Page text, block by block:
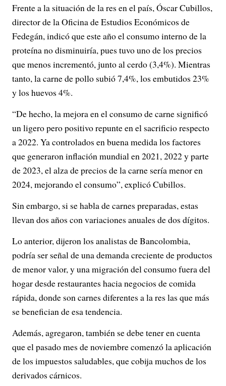
Frente a la situación de la res en el país, Óscar Cubillos,
director de la Oficina de Estudios Económicos de
Fedegán, indicó que este año el consumo interno de la
proteína no disminuiría, pues tuvo uno de los precios
que menos incrementó, junto al cerdo (3,4%). Mientras
tanto, la carne de pollo subió 7,4%, los embutidos 23%
y los huevos 4%.
“De hecho, la mejora en el consumo de carne significó
un ligero pero positivo repunte en el sacrificio respecto
a 2022. Ya controlados en buena medida los factores
que generaron inflación mundial en 2021, 2022 y parte
de 2023, el alza de precios de la carne sería menor en
2024, mejorando el consumo”, explicó Cubillos.
Sin embargo, si se habla de carnes preparadas, estas
llevan dos años con variaciones anuales de dos dígitos.
Lo anterior, dijeron los analistas de Bancolombia,
podría ser señal de una demanda creciente de productos
de menor valor, y una migración del consumo fuera del
hogar desde restaurantes hacia negocios de comida
rápida, donde son carnes diferentes a la res las que más
se benefician de esa tendencia.
Además, agregaron, también se debe tener en cuenta
que el pasado mes de noviembre comenzó la aplicación
de los impuestos saludables, que cobija muchos de los
derivados cárnicos.